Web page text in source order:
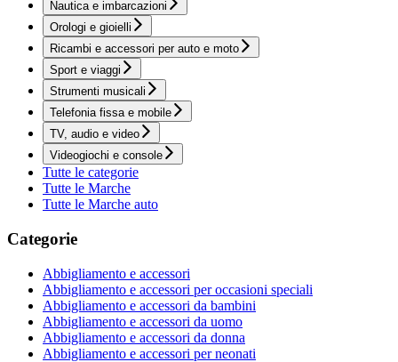
Nautica e imbarcazioni
Orologi e gioielli
Ricambi e accessori per auto e moto
Sport e viaggi
Strumenti musicali
Telefonia fissa e mobile
TV, audio e video
Videogiochi e console
Tutte le categorie
Tutte le Marche
Tutte le Marche auto
Categorie
Abbigliamento e accessori
Abbigliamento e accessori per occasioni speciali
Abbigliamento e accessori da bambini
Abbigliamento e accessori da uomo
Abbigliamento e accessori da donna
Abbigliamento e accessori per neonati